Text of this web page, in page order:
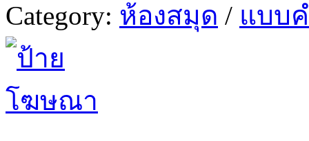
Category: ห้องสมุด / แบบ